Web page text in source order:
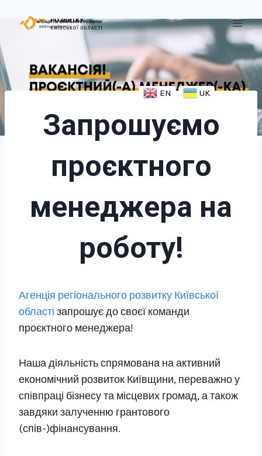
Запрошуємо
проєктного
менеджера на
роботу!
Агенція регіонального розвитку Київської
області запрошує до своєї команди
проєктного менеджера!
Наша діяльність спрямована на активний
економічний розвиток Київщини, переважно у
співпраці бізнесу та місцевих громад, а також
завдяки залученню грантового
(спів-)фінансування.
EN UK